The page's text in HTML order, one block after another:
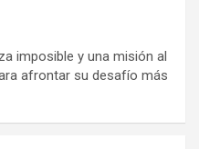
imposible y una misión al
afrontar su desafío más